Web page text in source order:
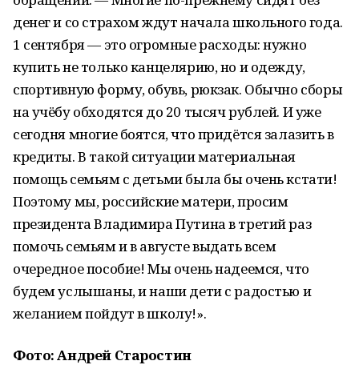
денег и со страхом ждут начала школьного года.
1 сентября — это огромные расходы: нужно
купить не только канцелярию, но и одежду,
спортивную форму, обувь, рюкзак. Обычно сборы
на учёбу обходятся до 20 тысяч рублей. И уже
сегодня многие боятся, что придётся залазить в
кредиты. В такой ситуации материальная
помощь семьям с детьми была бы очень кстати!
Поэтому мы, российские матери, просим
президента Владимира Путина в третий раз
помочь семьям и в августе выдать всем
очередное пособие! Мы очень надеемся, что
будем услышаны, и наши дети с радостью и
желанием пойдут в школу!».
Фото: Андрей Старостин